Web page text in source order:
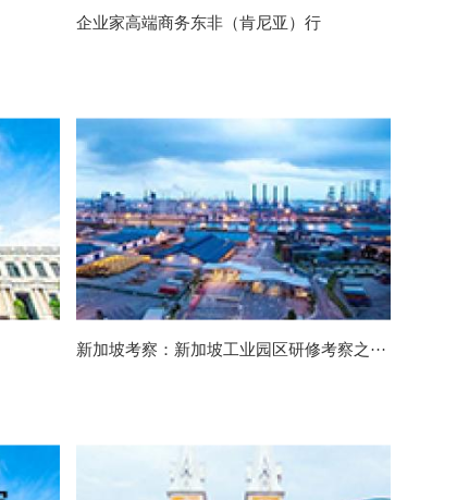
企业家高端商务东非（肯尼亚）行
新加坡考察：新加坡工业园区研修考察之···